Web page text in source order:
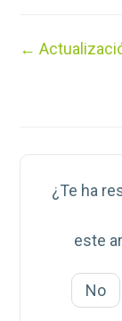
Navegación
←
¿Te ha
este
No